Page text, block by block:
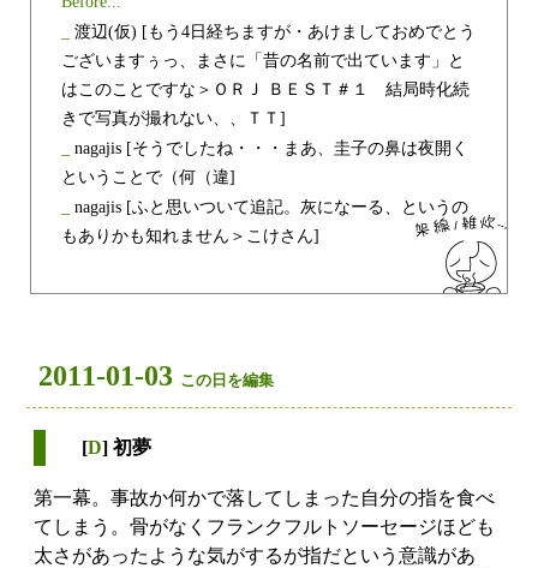
渡辺(仮) [もう4日経ちますが・あけましておめでとう
ございますぅっ、まさに「昔の名前で出ています」と
はこのことですな＞ＯＲＪ ＢＥＳＴ＃１ 結局時化続
きで写真が撮れない、、ＴＴ]
nagajis [そうでしたね・・・まあ、圭子の鼻は夜開く
ということで（何（違]
nagajis [ふと思いついて追記。灰になーる、というの
もありかも知れません＞こけさん]
2011-01-03 この日を編集
[D] 初夢
第一幕。事故か何かで落してしまった自分の指を食べ
てしまう。骨がなくフランクフルトソーセージほども
太さがあったような気がするが指だという意識があ